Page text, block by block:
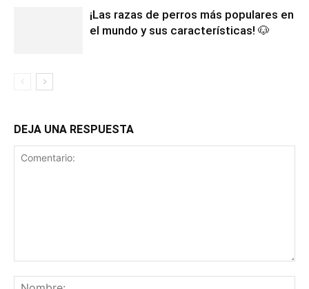
¡Las razas de perros más populares en
el mundo y sus características! 🐶
DEJA UNA RESPUESTA